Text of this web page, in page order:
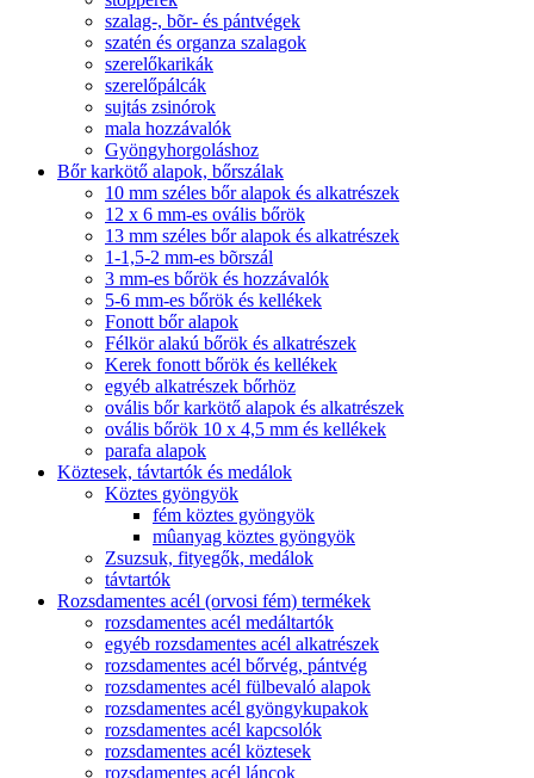
szalag-, bõr- és pántvégek
szatén és organza szalagok
szerelőkarikák
szerelőpálcák
sujtás zsinórok
mala hozzávalók
Gyöngyhorgoláshoz
Bőr karkötő alapok, bőrszálak
10 mm széles bőr alapok és alkatrészek
12 x 6 mm-es ovális bőrök
13 mm széles bőr alapok és alkatrészek
1-1,5-2 mm-es bõrszál
3 mm-es bőrök és hozzávalók
5-6 mm-es bőrök és kellékek
Fonott bőr alapok
Félkör alakú bőrök és alkatrészek
Kerek fonott bőrök és kellékek
egyéb alkatrészek bőrhöz
ovális bőr karkötő alapok és alkatrészek
ovális bőrök 10 x 4,5 mm és kellékek
parafa alapok
Köztesek, távtartók és medálok
Köztes gyöngyök
fém köztes gyöngyök
mûanyag köztes gyöngyök
Zsuzsuk, fityegők, medálok
távtartók
Rozsdamentes acél (orvosi fém) termékek
rozsdamentes acél medáltartók
egyéb rozsdamentes acél alkatrészek
rozsdamentes acél bőrvég, pántvég
rozsdamentes acél fülbevaló alapok
rozsdamentes acél gyöngykupakok
rozsdamentes acél kapcsolók
rozsdamentes acél köztesek
rozsdamentes acél láncok